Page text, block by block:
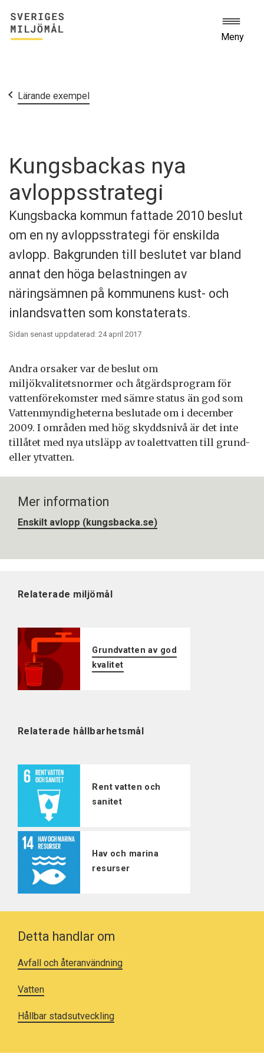
Meny
Start
Lärande exempel
Kungsbackas nya
avloppsstrategi
Kungsbacka kommun fattade 2010 beslut
om en ny avloppsstrategi för enskilda
avlopp. Bakgrunden till beslutet var bland
annat den höga belastningen av
näringsämnen på kommunens kust- och
inlandsvatten som konstaterats.
Sidan senast uppdaterad: 24 april 2017
Andra orsaker var de beslut om
miljökvalitetsnormer och åtgärdsprogram för
vattenförekomster med sämre status än god som
Vattenmyndigheterna beslutade om i december
2009. I områden med hög skyddsnivå är det inte
tillåtet med nya utsläpp av toalettvatten till grund-
eller ytvatten.
Mer information
Enskilt avlopp (kungsbacka.se)
Relaterade miljömål
Grundvatten av god
kvalitet
Relaterade hållbarhetsmål
Rent vatten och
sanitet
Hav och marina
resurser
Detta handlar om
Avfall och återanvändning
Vatten
Hållbar stadsutveckling